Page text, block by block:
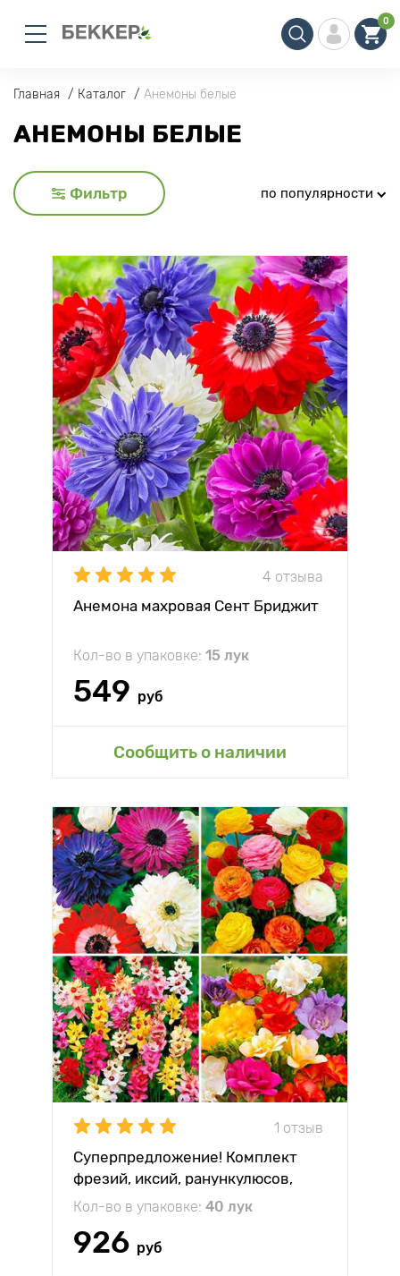
0
Главная Каталог Анемоны белые
АНЕМОНЫ БЕЛЫЕ
Фильтр по популярности
4 отзыва
Анемона махровая Сент Бриджит
Кол-во в упаковке: 15 лук
549 руб
Сообщить о наличии
1 отзыв
Суперпредложение! Комплект
фрезий, иксий, ранункулюсов,
анемон из 40-ка луковиц
Кол-во в упаковке: 40 лук
926 руб